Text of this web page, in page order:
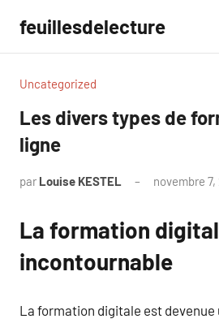
contenu
feuillesdelecture
Uncategorized
Les divers types de
ligne
par Louise KESTEL novembre
La formation
incontournable
La formation digitale est